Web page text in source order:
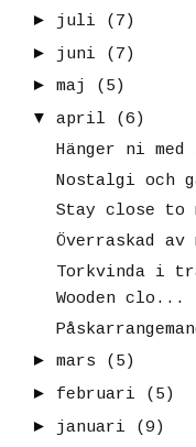
► juli
(7)
► juni
(7)
► maj
(5)
▼
april
(6)
Hänger ni med i
Nostalgi och
Stay close to
Överraskad
Torkvinda i
Wooden clo...
► mars
(5)
► februari
(5)
► januari
(9)